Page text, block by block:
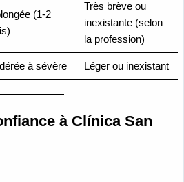
(1-2
Très brève ou
inexistante (selon
la profession)
à sévère Léger ou inexistant
à Clínica San